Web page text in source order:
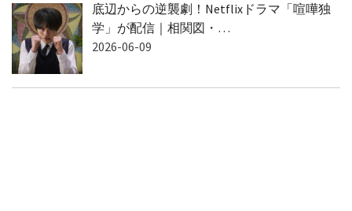
底辺からの逆襲劇！Netflixドラマ「喧嘩独
学」が配信｜相関図・…
2026-06-09